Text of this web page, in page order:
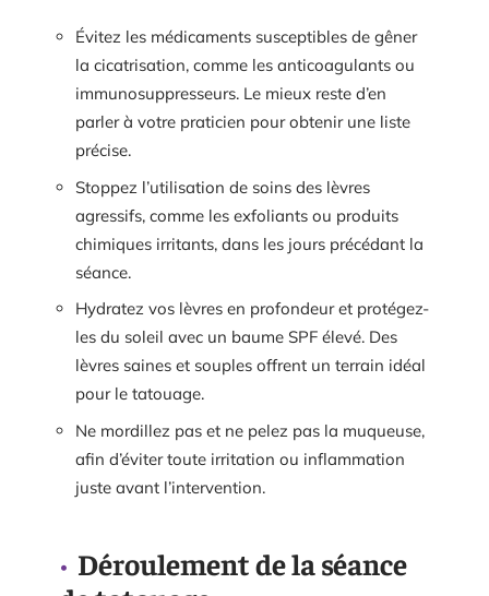
Évitez les médicaments susceptibles de gêner
la cicatrisation, comme les anticoagulants ou
immunosuppresseurs. Le mieux reste d’en
parler à votre praticien pour obtenir une liste
précise.
Stoppez l’utilisation de soins des lèvres
agressifs, comme les exfoliants ou produits
chimiques irritants, dans les jours précédant la
séance.
Hydratez vos lèvres en profondeur et protégez-
les du soleil avec un baume SPF élevé. Des
lèvres saines et souples offrent un terrain idéal
pour le tatouage.
Ne mordillez pas et ne pelez pas la muqueuse,
afin d’éviter toute irritation ou inflammation
juste avant l’intervention.
Déroulement de la séance